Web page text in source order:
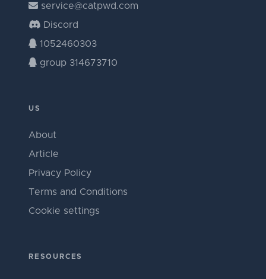
service@catpwd.com
Discord
1052460303
group 314673710
US
About
Article
Privacy Policy
Terms and Conditions
Cookie settings
RESOURCES